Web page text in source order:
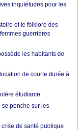
inquiétudes pour les
et le folklore des
guerrières
les habitants de
de courte durée à
étudiante
penche sur les
crise de santé publique